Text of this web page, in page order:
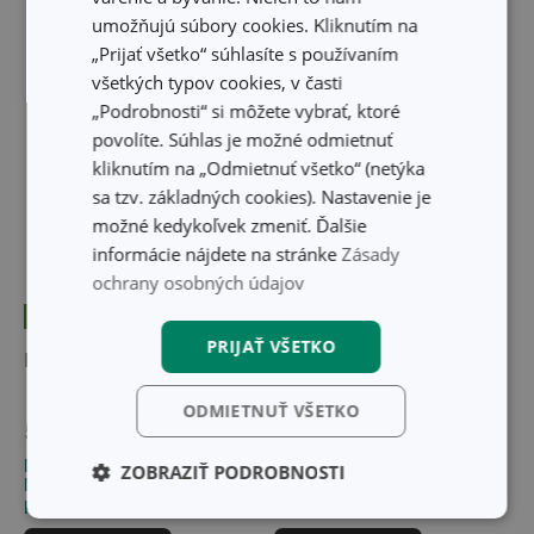
Doprava zdarma
Palacinkovač GrandCHEF
52,90 €
Dostupné v eshope
Môžete mať ihneď v 30
predajniach
Doprava zdarma
Panvica SteelCRAFT
ø 28 cm
72,80 €
Dostupné v eshope
Môžete mať ihneď v 29
umožňujú súbory cookies. Kliknutím na
„Prijať všetko“ súhlasíte s používaním
všetkých typov cookies, v časti
„Podrobnosti“ si môžete vybrať, ktoré
povolíte. Súhlas je možné odmietnuť
kliknutím na „Odmietnuť všetko“ (netýka
sa tzv. základných cookies). Nastavenie je
možné kedykoľvek zmeniť. Ďalšie
informácie nájdete na stránke Zásady
ochrany osobných údajov
PRIJAŤ VŠETKO
ODMIETNUŤ VŠETKO
ZOBRAZIŤ PODROBNOSTI
Základné
Analytické a